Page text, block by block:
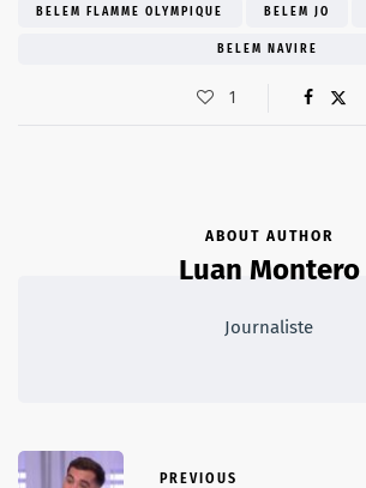
BELEM FLAMME OLYMPIQUE BELEM JO
BELEM NAVIRE
1
ABOUT AUTHOR
Luan Montero
Journaliste
PREVIOUS